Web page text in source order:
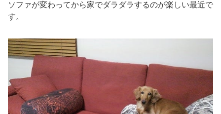
ソファが変わってから家でダラダラするのが楽しい最近で
す。